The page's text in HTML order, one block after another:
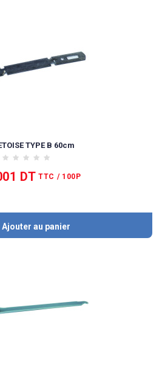
TYPE B 60cm
DT TTC / 100P
Ajouter au panier